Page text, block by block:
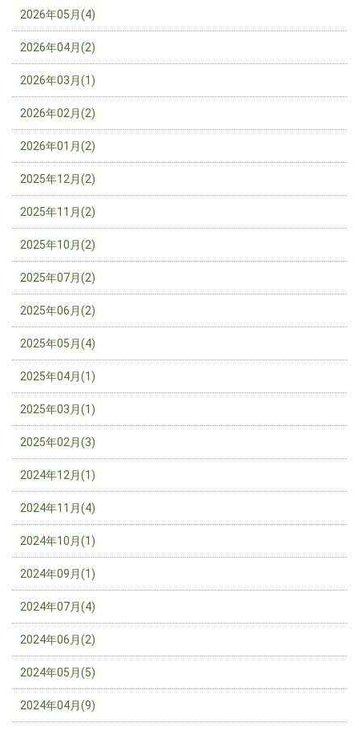
2026年05月(4)
2026年04月(2)
2026年03月(1)
2026年02月(2)
2026年01月(2)
2025年12月(2)
2025年11月(2)
2025年10月(2)
2025年07月(2)
2025年06月(2)
2025年05月(4)
2025年04月(1)
2025年03月(1)
2025年02月(3)
2024年12月(1)
2024年11月(4)
2024年10月(1)
2024年09月(1)
2024年07月(4)
2024年06月(2)
2024年05月(5)
2024年04月(9)